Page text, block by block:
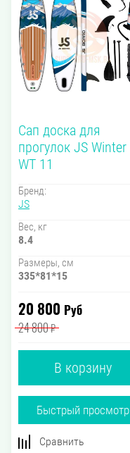
Сап доска для
прогулок JS Winter
WT 11
Бренд:
JS
Вес, кг
8.4
Размеры, см
335*81*15
20 800 Руб
24 800₽
В корзину
Быстрый просмотр
Сравнить